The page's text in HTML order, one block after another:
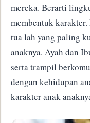
mereka. Berarti
membentuk
tua lah yang paling
anaknya. Ayah dan
serta trampil
dengan kehidupan
karakter anak